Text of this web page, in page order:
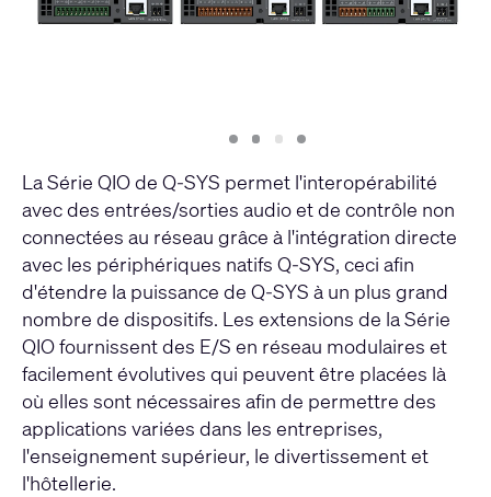
Slide
1 Slide
2 Slide
3 Slide
4
La Série QIO de Q-SYS permet l'interopérabilité
avec des entrées/sorties audio et de contrôle non
connectées au réseau grâce à l'intégration directe
avec les périphériques natifs Q-SYS, ceci afin
d'étendre la puissance de Q-SYS à un plus grand
nombre de dispositifs. Les extensions de la Série
QIO fournissent des E/S en réseau modulaires et
facilement évolutives qui peuvent être placées là
où elles sont nécessaires afin de permettre des
applications variées dans les entreprises,
l'enseignement supérieur, le divertissement et
l'hôtellerie.